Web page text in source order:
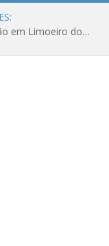
Amanhã começa nova etapa de vacinação em Limoeiro do Ajuru para idosos com 65 ou mais